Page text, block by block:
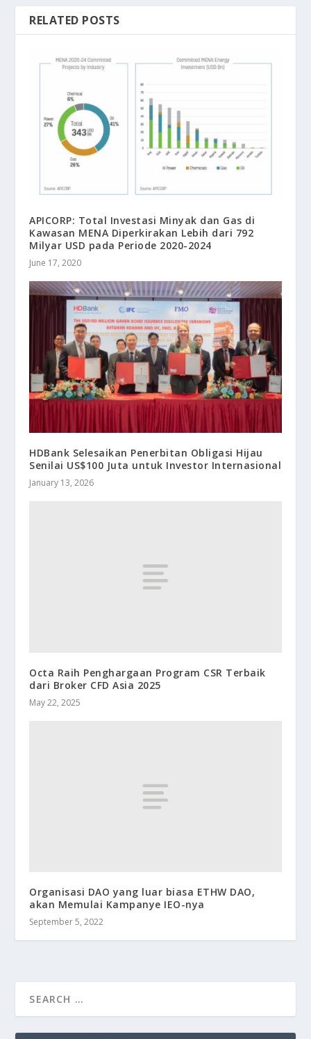
RELATED POSTS
APICORP: Total Investasi Minyak dan Gas di
Kawasan MENA Diperkirakan Lebih dari 792
Milyar USD pada Periode 2020-2024
June 17, 2020
HDBank Selesaikan Penerbitan Obligasi Hijau
Senilai US$100 Juta untuk Investor Internasional
January 13, 2026
Octa Raih Penghargaan Program CSR Terbaik
dari Broker CFD Asia 2025
May 22, 2025
Organisasi DAO yang luar biasa ETHW DAO,
akan Memulai Kampanye IEO-nya
September 5, 2022